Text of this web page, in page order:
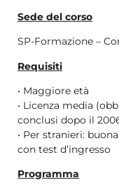
Sede del corso
SP-Formazione –
Requisiti
• Maggiore età
• Licenza media
conclusi dopo il
• Per stranieri:
con test d’ingresso
Programma